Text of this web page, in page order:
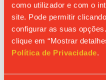
como utilizador e com o
site. Pode permitir
configurar as suas
clique em “Mostrar
Política de Privacidade.